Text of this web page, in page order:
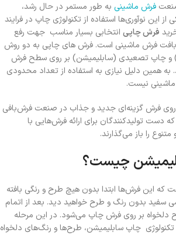
فرش ماشینی به طور مستمر در حال رشد،
این نوآوری‌ها استفاده از تکنولوژی چاپ در فرایند
فرش چاپی انتخابی بسیار مناسب جهت رفع
فرش ماشینی است. فرش های چاپی به دو روش
و چاپ تصعیدی (سابلیمیشن) بر روی سطح فرش
همین دلیل نیازی به استفاده از تعداد محدودی
نیست.
فرش گزینه‌ای جدید و جذاب در صنعت فرش‌بافی
تولیدکنندگان برای ارائه فرش‌هایی با
را باز می‌گذارند.
چیست؟
که این فرش‌ها ابتدا بدون هیچ طرح و رنگی بافته
سفید بدون رنگ و طرح خواهید دید. بعد از اتمام
دلخواه بر روی فرش چاپ می‌شود. در این مرحله
تکنولوژی چاپ سابلیمیشن، طرح‌ها و رنگ‌های دلخواه